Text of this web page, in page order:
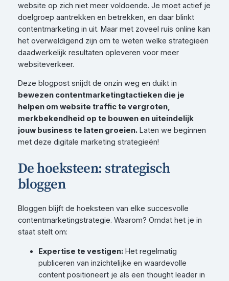
website op zich niet meer voldoende. Je moet actief je
doelgroep aantrekken en betrekken, en daar blinkt
contentmarketing in uit. Maar met zoveel ruis online kan
het overweldigend zijn om te weten welke strategieën
daadwerkelijk resultaten opleveren voor meer
websiteverkeer.
Deze blogpost snijdt de onzin weg en duikt in
bewezen contentmarketingtactieken die je
helpen om website traffic te vergroten,
merkbekendheid op te bouwen en uiteindelijk
jouw business te laten groeien.Laten we beginnen
met deze digitale marketing strategieën!
De hoeksteen: strategisch
bloggen
Bloggen blijft de hoeksteen van elke succesvolle
contentmarketingstrategie. Waarom? Omdat het je in
staat stelt om:
Expertise te vestigen:Het regelmatig
publiceren van inzichtelijke en waardevolle
content positioneert je als een thought leader in